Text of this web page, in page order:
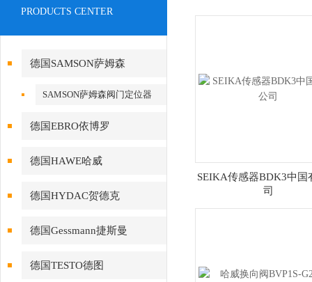
PRODUCTS CENTER
德国SAMSON萨姆森
SAMSON萨姆森阀门定位器
德国EBRO依博罗
德国HAWE哈威
德国HYDAC贺德克
德国Gessmann捷斯曼
德国TESTO德图
SEIKA传感器BDK3中国
司